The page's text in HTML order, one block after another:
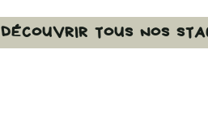
DÉCOUVRIR TOUS NOS